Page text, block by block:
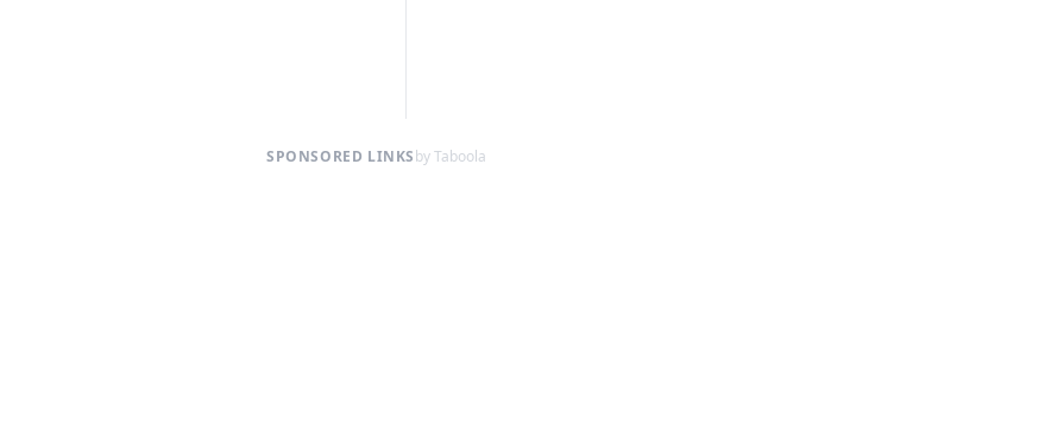
SPONSORED LINKSby Taboola